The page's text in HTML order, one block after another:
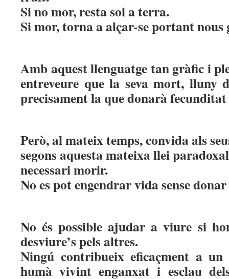
Si no mor, resta sol a terra.
Si mor, torna a alçar-se portant nous
Amb aquest llenguatge tan gràfic i
entreveure que la seva mort, lluny
precisament la que donarà
Però, al mateix temps, convida als
segons aquesta mateixa llei
necessari morir.
No es pot engendrar vida sense
No és possible ajudar a viure si
desviure’s pels altres.
Ningú contribueix eficaçment a
humà vivint enganxat i esclau